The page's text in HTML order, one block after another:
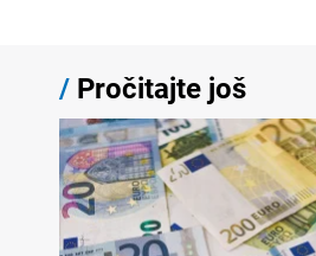
/ Pročitajte još